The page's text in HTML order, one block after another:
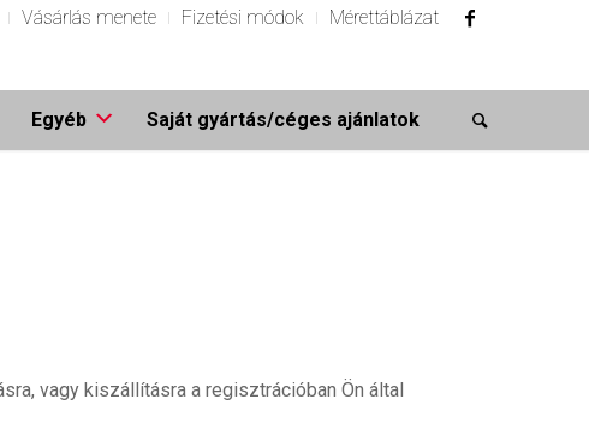
Vásárlás menete Fizetési módok Mérettáblázat
Egyéb Saját gyártás/céges ajánlatok
vagy kiszállításra a regisztrációban Ön által